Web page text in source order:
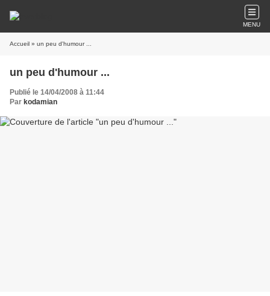
MENU
Accueil » un peu d'humour ...
un peu d'humour ...
Publié le 14/04/2008 à 11:44
Par kodamian